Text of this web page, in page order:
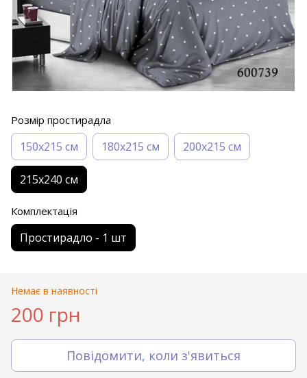
Розмір простирадла
150х215 см 180х215 см 200х215 см
215х240 см
Комплектація
Простирадло - 1 шт
Немає в наявності
200 грн
Повідомити, коли з'явиться